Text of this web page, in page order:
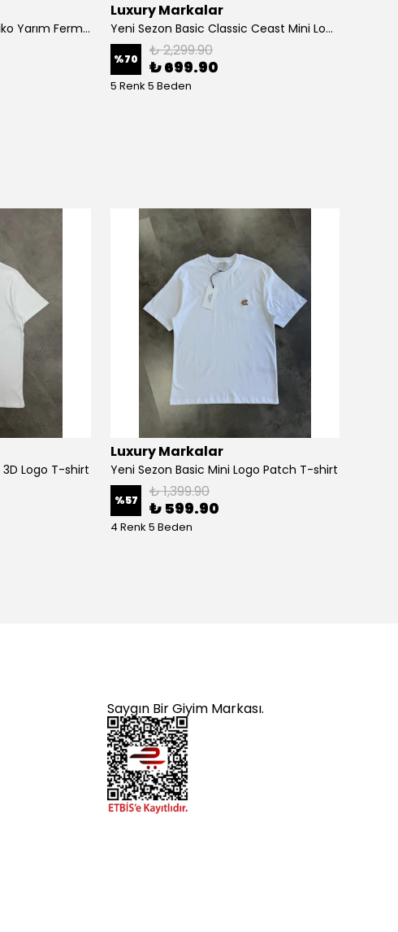
Yeni Sezon Özel Örgü Triko Yarım Fermuarlı Polo Yaka T-shirt
Luxury Markalar
Yeni Sezon Basic Classic Ceast Mini Logo T-shirt
%70 ₺ 2,299.90
₺ 699.90
5 Renk 5 Beden
Logo T-shirt
Luxury Markalar
Yeni Sezon Basic Mini Logo Patch T-shirt
%57 ₺ 1,399.90
₺ 599.90
4 Renk 5 Beden
Saygın Bir Giyim Markası.